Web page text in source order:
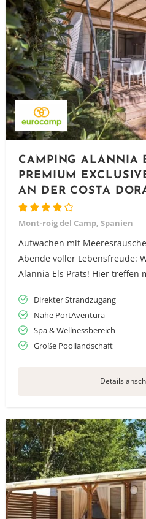
CAMPING ALANNIA
PREMIUM
AN DER COSTA
Mont-roig del Camp, Spanien
Aufwachen mit
Abende voller Lebensfreude:
Alannia Els Prats! Hier treffen
Direkter Strandzugang
Nahe PortAventura
Spa & Wellnessbereich
Große Poollandschaft
Details